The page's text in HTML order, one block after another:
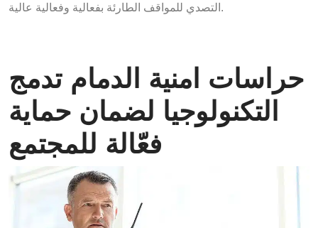
التصدي للمواقف الطارئة بفعالية وفعالية عالية.
حراسات امنية الدمام تدمج
التكنولوجيا لضمان حماية
فعّالة للمجتمع